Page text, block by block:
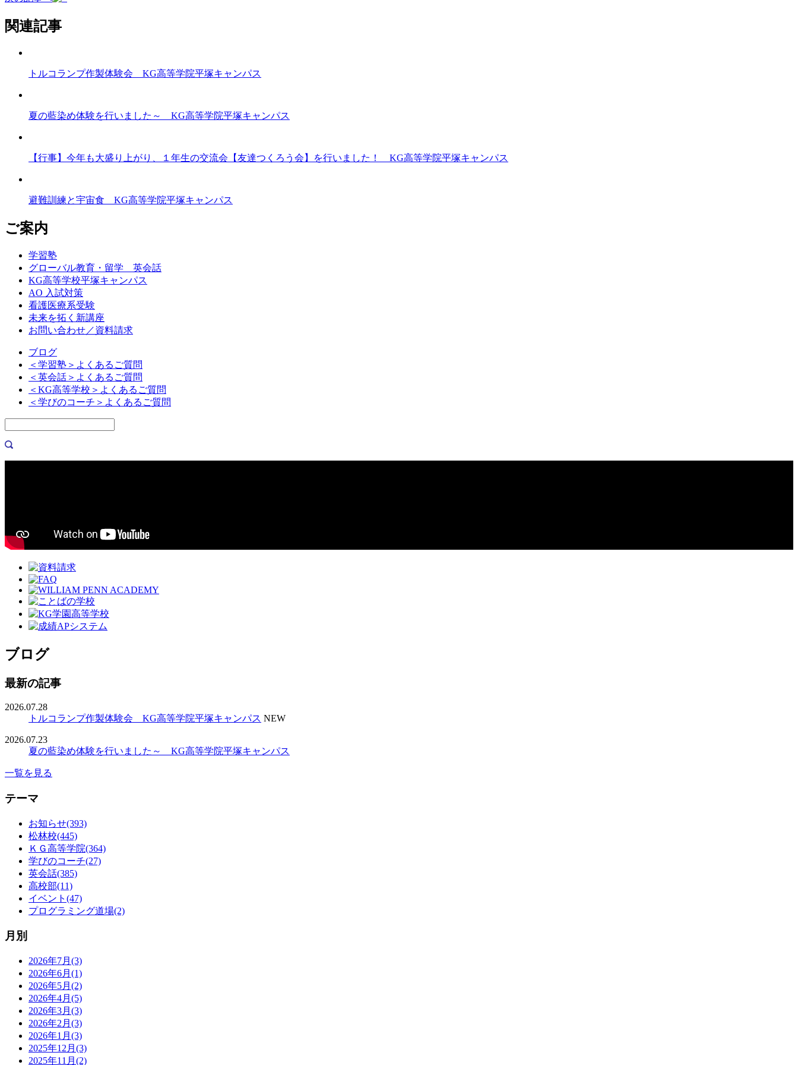
関連記事
トルコランプ作製体験会 KG高等学院平塚キャンパス
夏の藍染め体験を行いました～ KG高等学院平塚キャンパス
【行事】今年も大盛り上がり、１年生の交流会【友達つくろう会】を行いました！ KG高等学院平塚キャンパス
避難訓練と宇宙食 KG高等学院平塚キャンパス
ご案内
学習塾
グローバル教育・留学 英会話
KG高等学校平塚キャンパス
AO 入試対策
看護医療系受験
未来を拓く新講座
お問い合わせ／資料請求
ブログ
＜学習塾＞よくあるご質問
＜英会話＞よくあるご質問
＜KG高等学校＞よくあるご質問
＜学びのコーチ＞よくあるご質問
ブログ
最新の記事
2026.07.28
トルコランプ作製体験会 KG高等学院平塚キャンパス NEW
2026.07.23
夏の藍染め体験を行いました～ KG高等学院平塚キャンパス
一覧を見る
テーマ
お知らせ(393)
松林校(445)
ＫＧ高等学院(364)
学びのコーチ(27)
英会話(385)
高校部(11)
イベント(47)
プログラミング道場(2)
月別
2026年7月(3)
2026年6月(1)
2026年5月(2)
2026年4月(5)
2026年3月(3)
2026年2月(3)
2026年1月(3)
2025年12月(3)
2025年11月(2)